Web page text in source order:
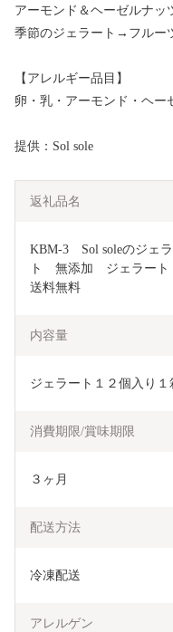
アーモンド＆ヘーゼルナ
季節のジェラート→フルー
【アレルギー品目】
卵・乳・アーモンド・ヘー
提供：Sol sole
返礼品名
KBM-3　Sol soleのジェ
ト　無添加　ジェラー
送料無料
内容量
ジェラート１２個入り１
消費期限/賞味期限
３ヶ月
配送方法
冷凍配送
アレルゲン